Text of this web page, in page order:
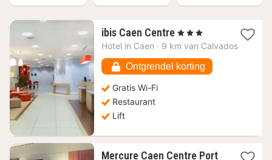
ibis Caen Centre 1
nacht
130,93
€
, 3 Sterren
Hotel in Caen · 9 km van Calvados
Ontgrendel korting
Gratis Wi-Fi
Restaurant
Lift
Mercure Caen Centre Port